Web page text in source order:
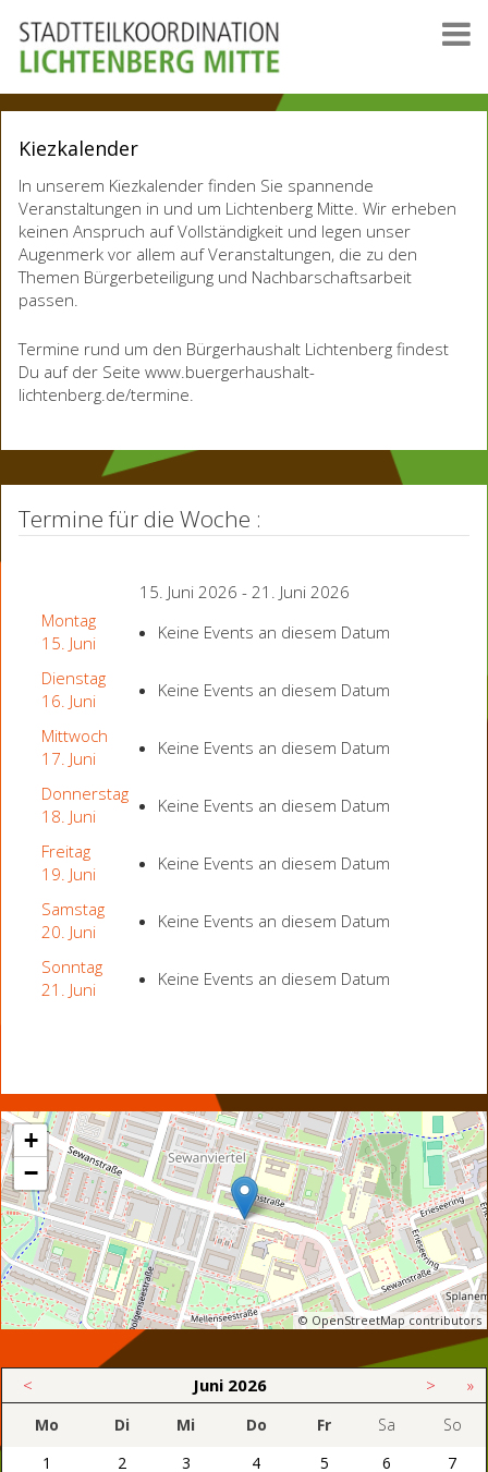
Kiezkalender
In unserem Kiezkalender finden Sie spannende
Veranstaltungen in und um Lichtenberg Mitte. Wir erheben
keinen Anspruch auf Vollständigkeit und legen unser
Augenmerk vor allem auf Veranstaltungen, die zu den
Themen Bürgerbeteiligung und Nachbarschaftsarbeit
passen.
Termine rund um den Bürgerhaushalt Lichtenberg findest
Du auf der Seite www.buergerhaushalt-
lichtenberg.de/termine.
Termine für die Woche :
15. Juni 2026 - 21. Juni 2026
Montag
15. Juni
Keine Events an diesem Datum
Dienstag
16. Juni
Keine Events an diesem Datum
Mittwoch
17. Juni
Keine Events an diesem Datum
Donnerstag
18. Juni
Keine Events an diesem Datum
Freitag
19. Juni
Keine Events an diesem Datum
Samstag
20. Juni
Keine Events an diesem Datum
Sonntag
21. Juni
Keine Events an diesem Datum
+
−
© OpenStreetMap contributors
< Juni 2026 > »
Mo Di Mi Do Fr Sa
So
1
2 3 4 5 6
7